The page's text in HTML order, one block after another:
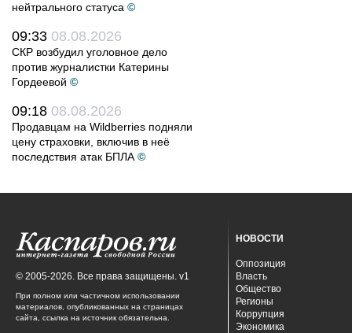
нейтрального статуса ©
09:33 08.08.2026
СКР возбудил уголовное дело
против журналистки Катерины
Гордеевой ©
09:18 08.08.2026
Продавцам на Wildberries подняли
цену страховки, включив в неё
последствия атак БПЛА ©
© 2005-2026. Все права защищены. v1
При полном или частичном использовании
материалов, опубликованных на страницах
сайта, ссылка на источник обязательна.
НОВОСТИ
Оппозиция
Власть
Общество
Регионы
Коррупция
Экономика